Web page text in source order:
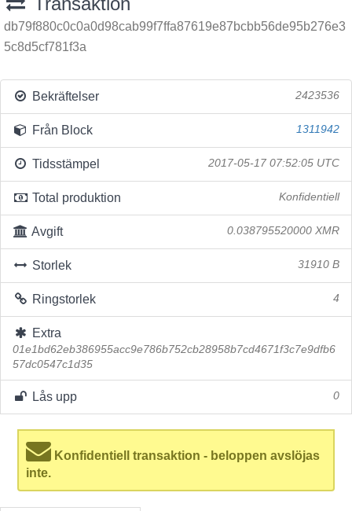
db79f880c0c0a0d98cab99f7ffa87619e87bcbb56de95b276e3
5c8d5cf781f3a
Bekräftelser 2423536
Från Block 1311942
Tidsstämpel 2017-05-17 07:52:05 UTC
Total produktion Konfidentiell
Avgift 0.038795520000 XMR
Storlek 31910 B
Ringstorlek 4
Extra
01e1bd62eb386955acc9e786b752cb28958b7cd4671f3c7e9dfb6
57dc0547c1d35
Lås upp 0
Konfidentiell transaktion - beloppen avslöjas
inte.